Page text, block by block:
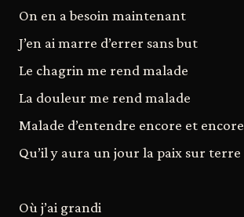
On en a besoin maintenant
J’en ai marre d’errer sans but
Le chagrin me rend malade
La douleur me rend malade
Malade d’entendre encore et encore
Qu’il y aura un jour la paix sur terre
Où j’ai grandi